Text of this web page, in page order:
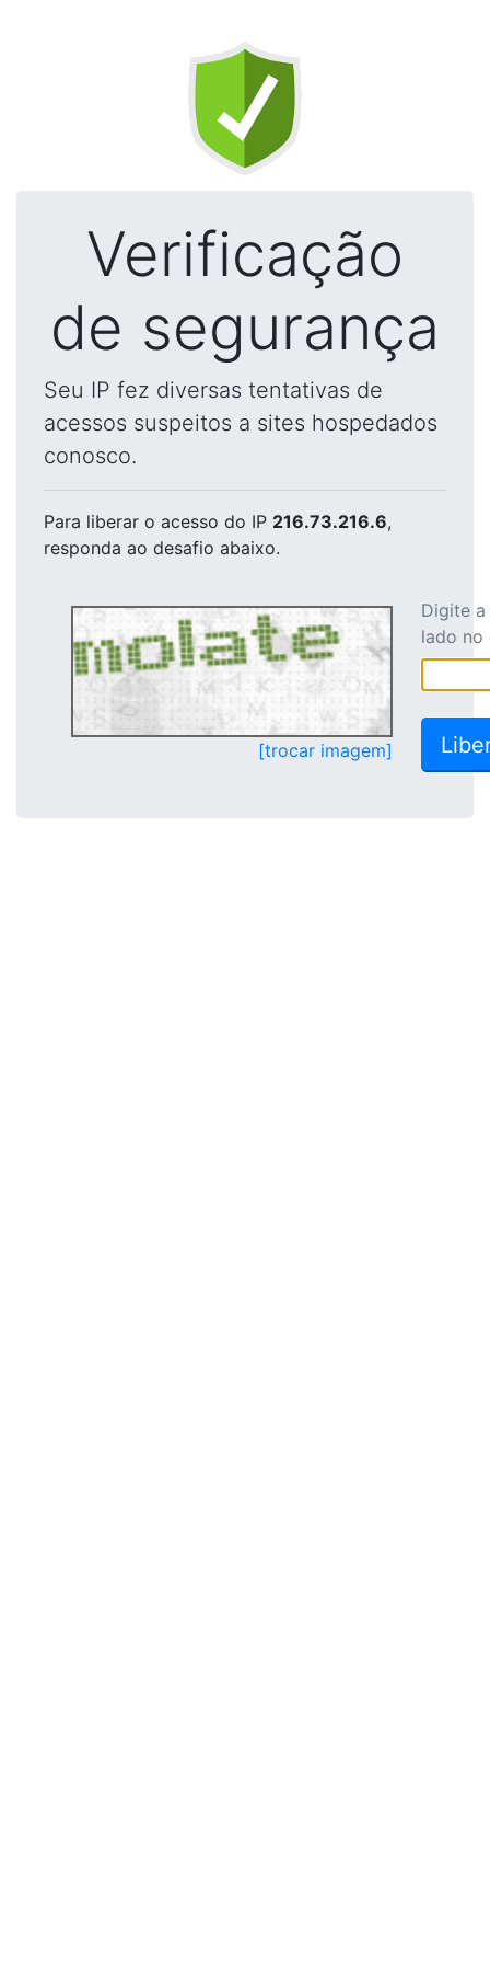
Verificação
de segurança
Seu IP fez diversas tentativas de
acessos suspeitos a sites hospedados
conosco.
Para liberar o acesso do IP 216.73.216.6,
responda ao desafio abaixo.
[trocar imagem]
Digite
lado no